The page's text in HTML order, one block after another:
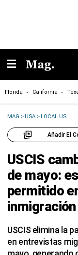
Florida California
MAG >USA >LOCAL US
Añadir El
USCIS
de mayo:
permitido
inmigración
USCIS elimina la
en entrevistas